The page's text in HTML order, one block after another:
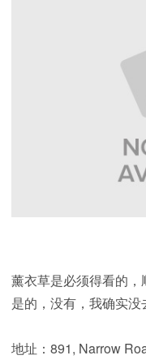
薰衣草是必须得看的，
是的，没有，我确实没
地址：891, Narrow